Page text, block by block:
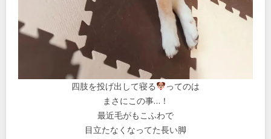
四肢を投げ出して寝る
ってのは
まさにこの事…！
最近毛がもこふわで
目立たなくなってた長い脚